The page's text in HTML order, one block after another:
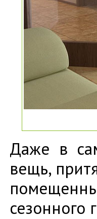
Даже в
вещь,
сезонного